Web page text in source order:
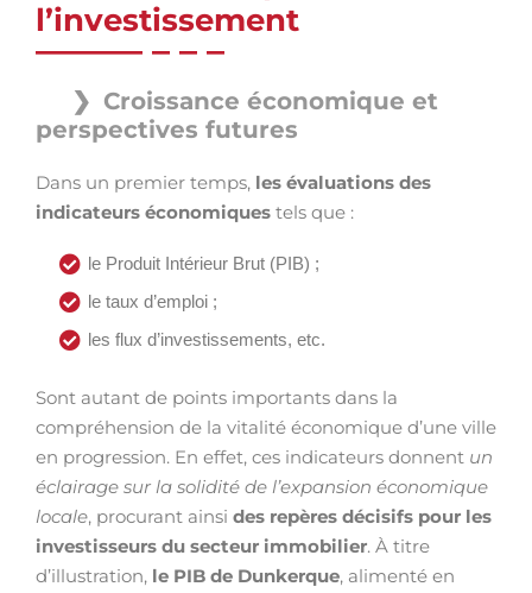
l’investissement
Croissance économique et
perspectives futures
Dans un premier temps, les évaluations des
indicateurs économiques tels que :
le Produit Intérieur Brut (PIB) ;
le taux d’emploi ;
les flux d’investissements, etc.
Sont autant de points importants dans la
compréhension de la vitalité économique d’une ville
en progression. En effet, ces indicateurs donnent un
éclairage sur la solidité de l’expansion économique
locale, procurant ainsi des repères décisifs pour les
investisseurs du secteur immobilier. À titre
d’illustration, le PIB de Dunkerque, alimenté en